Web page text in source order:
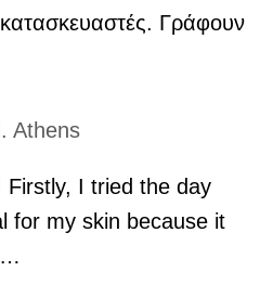
Γράφουν
Athens
Firstly, I tried the day
for my skin because it